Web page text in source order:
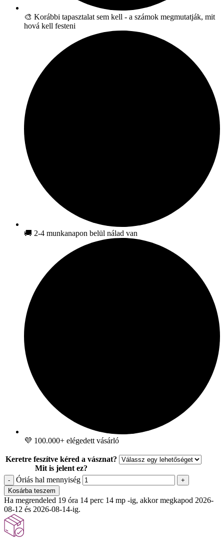
🎨 Korábbi tapasztalat sem kell - a számok megmutatják, mit
hová kell festeni
🚚 2-4 munkanapon belül nálad van
💜 100.000+ elégedett vásárló
Keretre feszítve kéred a vásznat?
Mit is jelent ez?
- Óriás hal mennyiség
+
Kosárba teszem
Ha megrendeled 19 óra 14 perc 12 mp -ig, akkor megkapod 2026-
08-12 és 2026-08-14-ig.